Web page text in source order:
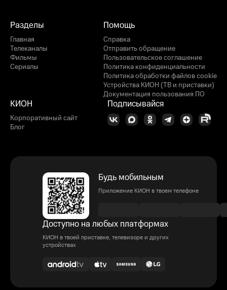
Разделы
Главная
Телеканалы
Фильмы
Сериалы
Помощь
Справка
Отправить обращение
Пользовательское соглашение
Политика конфиденциальности
Политика обработки файлов cookie
Устройства КИОН (ТВ и приставки)
Документация пользования ПО
КИОН
Корпоративный сайт
Блог
Подписывайся
Будь мобильным
Приложение КИОН в твоем телефоне
Доступно на любых платформах
КИОН в твоей приставке, телевизоре и других
устройствах